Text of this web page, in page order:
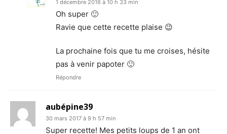
1 décembre 2016 à 10 h 33 min
Oh super 🙂
Ravie que cette recette plaise 😉
La prochaine fois que tu me croises, hésite
pas à venir papoter 🙂
Répondre
aubépine39
30 mars 2017 à 9 h 57 min
Super recette! Mes petits loups de 1 an ont